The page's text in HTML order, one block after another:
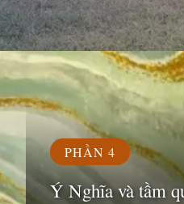
Đang mở
PHẦN 4
Ý Nghĩa và tầm